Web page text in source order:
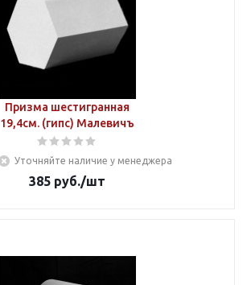
Призма шестигранная
19,4см. (гипс) Малевичъ
Уточняйте наличие у менеджера
385 руб./шт